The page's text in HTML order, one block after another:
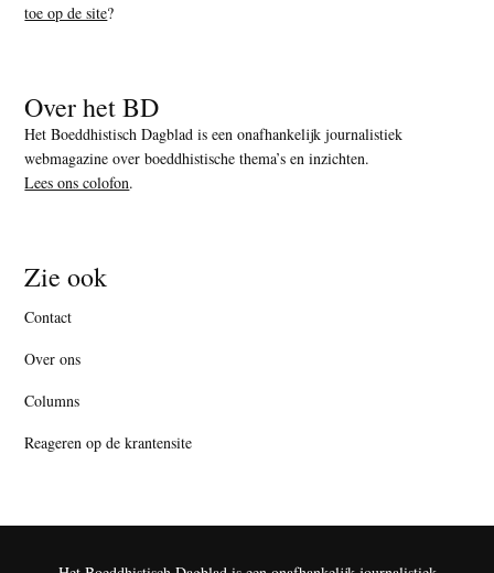
toe op de site?
Over het BD
Het Boeddhistisch Dagblad is een onafhankelijk journalistiek
webmagazine over boeddhistische thema’s en inzichten.
Lees ons colofon.
Zie ook
Contact
Over ons
Columns
Reageren op de krantensite